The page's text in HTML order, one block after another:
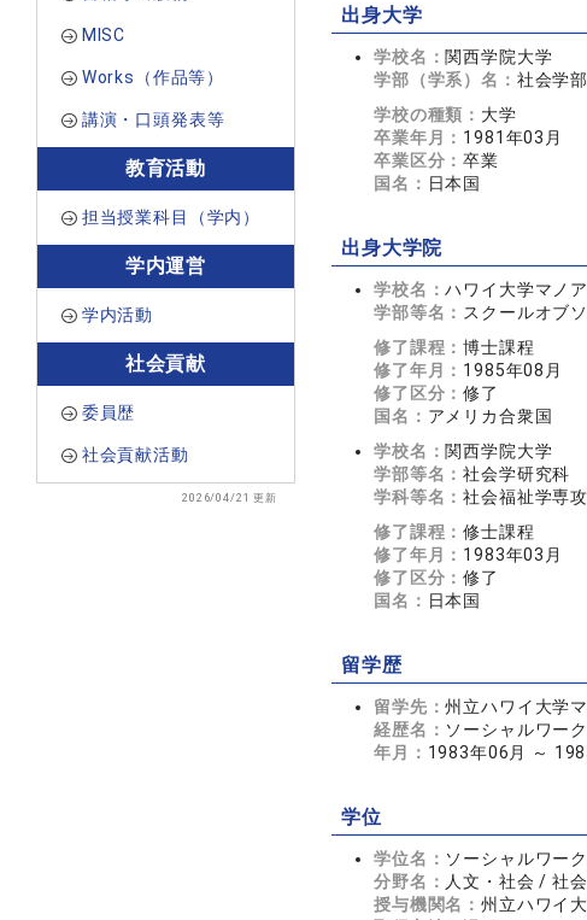
MISC
Works（作品等）
講演・口頭発表等
教育活動
担当授業科目（学内）
学内運営
学内活動
社会貢献
委員歴
社会貢献活動
2026/04/21 更新
出身大学
学校名： 関西学院大学
学部（学系）名： 社会学部
学校の種類： 大学
卒業年月： 1981年03月
卒業区分：卒業
国名： 日本国
出身大学院
学校名：ハワイ大学マノ
学部等名： スクールオブ
修了課程：博士課程
修了年月： 1985年08月
修了区分：修了
国名： アメリカ合衆国
学校名： 関西学院大学
学部等名：社会学研究科
学科等名：社会福祉学専攻
修了課程：修士課程
修了年月： 1983年03月
修了区分：修了
国名： 日本国
留学歴
留学先：州立ハワイ大学
経歴名： ソーシャルワー
年月： 1983年06月 ～
学位
学位名： ソーシャルワー
分野名： 人文・社会 / 社
授与機関名：州立ハワイ